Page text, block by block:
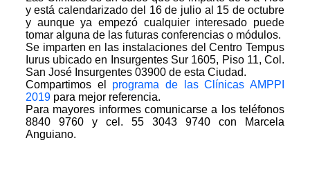
y está calendarizado del 16 de julio al 15 de octubre
y aunque ya empezó cualquier interesado puede
tomar alguna de las futuras conferencias o módulos.
Se imparten en las instalaciones del Centro Tempus
Iurus ubicado en Insurgentes Sur 1605, Piso 11, Col.
San José Insurgentes 03900 de esta Ciudad.
Compartimos el programa de lasClínicas AMPPI
2019 para mejor referencia.
Para mayores informes comunicarse a los teléfonos
8840 9760 y cel. 55 3043 9740 con Marcela
Anguiano.